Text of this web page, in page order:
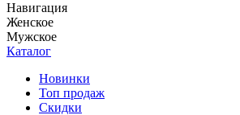
Навигация
Женское
Мужское
Каталог
Новинки
Топ продаж
Скидки